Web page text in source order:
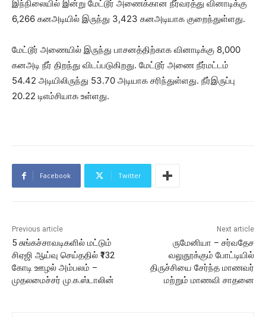
இந்நிலையில் இன்று மேட்டூர் அணைக்கான நீர்வரத்து வினாடிக்கு
6,266 கனஅடியில் இருந்து 3,423 கனஅடியாக குறைந்துள்ளது.
மேட்டூர் அணையில் இருந்து பாசனத்திற்காக வினாடிக்கு 8,000
கனஅடி நீர் திறந்து விடப்படுகிறது. மேட்டூர் அணை நீர்மட்டம்
54.42 அடியிலிருந்து 53.70 அடியாக சரிந்துள்ளது. நீர்இருப்பு
20.22 டிஎம்சியாக உள்ளது.
Facebook Twitter
Previous article
5 சுங்கச்சாவடிகளில் மட்டும்
சிஏஜி ஆய்வு செய்ததில் ₹132
கோடி ஊழல் அம்பலம் –
முதலமைச்சர் மு.க.ஸ்டாலின்
Next article
ருமேனியா – சர்வதேச
வலுதூக்கும் போட்டியில்
திருச்சியை சேர்ந்த மாணவர்
மற்றும் மாணவி சாதனை